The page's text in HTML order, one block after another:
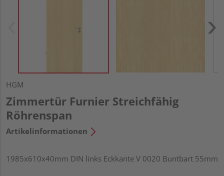
HGM
Zimmertür Furnier Streichfähig
Röhrenspan
Artikelinformationen
1985x610x40mm DIN links Eckkante V 0020 Buntbart 55mm